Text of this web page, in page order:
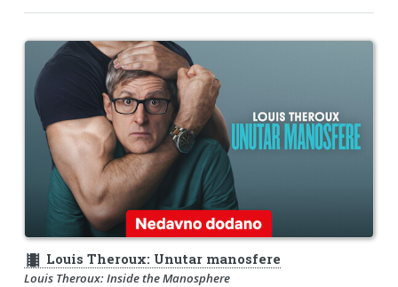
theaters Louis Theroux: Unutar manosfere
Louis Theroux: Inside the Manosphere